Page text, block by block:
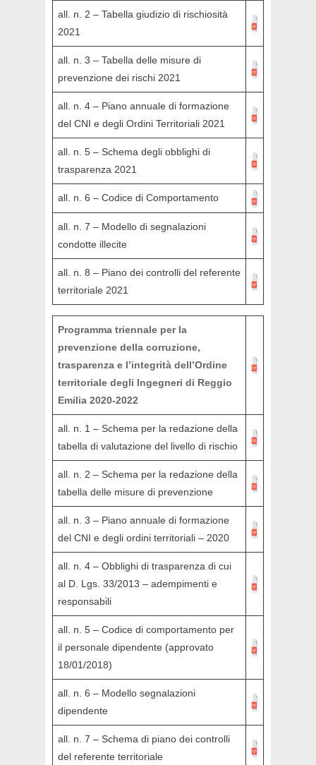
all. n. 2 – Tabella giudizio di rischiosità
2021
all. n. 3 – Tabella delle misure di
prevenzione dei rischi 2021
all. n. 4 – Piano annuale di formazione
del CNI e degli Ordini Territoriali 2021
all. n. 5 – Schema degli obblighi di
trasparenza 2021
all. n. 6 – Codice di Comportamento
all. n. 7 – Modello di segnalazioni
condotte illecite
all. n. 8 – Piano dei controlli del referente
territoriale 2021
Programma triennale per la
prevenzione della corruzione,
trasparenza e l’integrità dell’Ordine
territoriale degli Ingegneri di Reggio
Emilia 2020-2022
all. n. 1 – Schema per la redazione della
tabella di valutazione del livello di rischio
all. n. 2 – Schema per la redazione della
tabella delle misure di prevenzione
all. n. 3 – Piano annuale di formazione
del CNI e degli ordini territoriali – 2020
all. n. 4 – Obblighi di trasparenza di cui
al D. Lgs. 33/2013 – adempimenti e
responsabili
all. n. 5 – Codice di comportamento per
il personale dipendente (approvato
18/01/2018)
all. n. 6 – Modello segnalazioni
dipendente
all. n. 7 – Schema di piano dei controlli
del referente territoriale